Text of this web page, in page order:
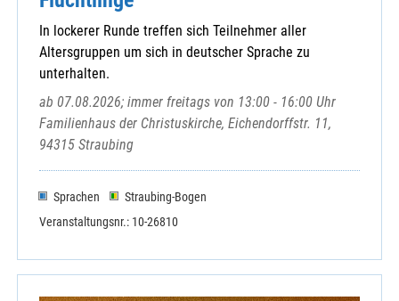
Wallersdorf
Wendelskirchen
WiEge
Zeholfing
Zentrale Veranstaltung
Caritasverband Dingolfing-Landau
Dekanat Dingolfing
In lockerer Runde treffen sich Teilnehmer aller
Altersgruppen um sich in deutscher Sprache zu
unterhalten.
ab 07.08.2026; immer freitags von 13:00 - 16:00 Uhr
Familienhaus der Christuskirche, Eichendorffstr. 11,
94315 Straubing
Sprachen
Straubing-Bogen
Veranstaltungsnr.: 10-26810